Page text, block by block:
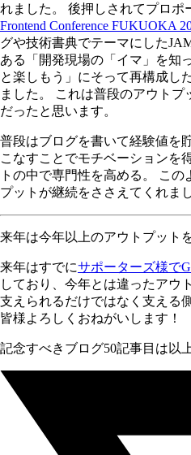
れました。 後押しされてプロポ
Frontend Conference FUKUOKA
グや技術書典でテーマにした
ある「開発現場の「イマ」を知
と楽しもう」にそって再構成し
ました。 これは普段のアウト
だったと思います。
普段はブログを書いて経験値を
こなすことでモチベーションを
トの中で専門性を高める。 こ
プットが継続をささえてくれまし
来年は今年以上のアウトプット
来年はすでにサポーターズ様で
しており、今年とは違ったアウ
支えられるだけではなく支える
皆様よろしくおねがいします！
記念すべきブログ50記事目は以